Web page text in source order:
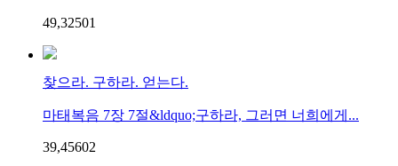
49,32501
찾으라. 구하라. 얻는다.
마태복음 7장 7절&ldquo;구하라, 그러면 너희에게...
39,45602